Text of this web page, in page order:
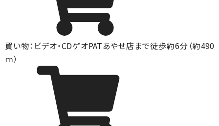
買い物：ビデオ・CDゲオPATあやせ店まで徒歩約6分（約490
ｍ）